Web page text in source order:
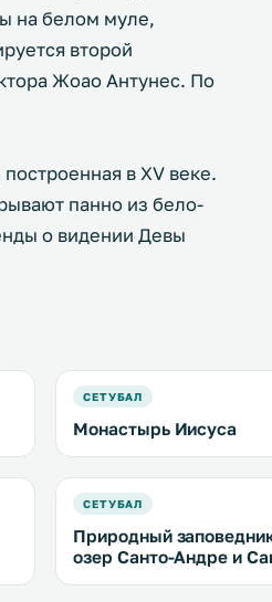
на белом муле,
второй
Жоао Антунес. По
в XV веке.
панно из бело-
о видении Девы
СЕТУБАЛ
Монастырь Иисуса
СЕТУБАЛ
Природный
озер Санто-Андре и